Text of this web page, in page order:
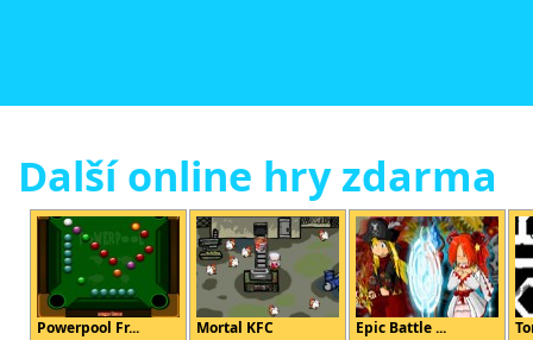
Další online hry zdarma
Powerpool Fr... Mortal KFC Epic Battle ...